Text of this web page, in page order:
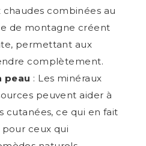
chaudes combinées au
de montagne créent
permettant aux
complètement.
peau : Les minéraux
peuvent aider à
cutanées, ce qui en fait
ceux qui